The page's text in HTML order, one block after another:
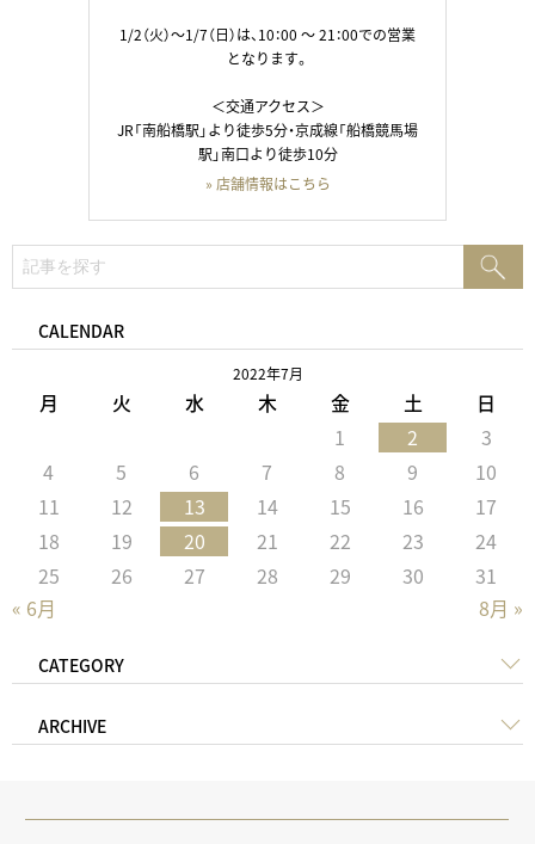
1/2（火）～1/7（日）は、10：00 ～ 21：00での営業
となります。
＜交通アクセス＞
JR「南船橋駅」より徒歩5分・京成線「船橋競馬場
駅」南口より徒歩10分
» 店舗情報はこちら
索:
CALENDAR
2022年7月
月 火 水 木 金 土 日
« 6月 8月 »
1 2
3
4
5 6 7 8 9
10
11
12 13 14 15 16
17
18
19 20 21 22 23
24
25
26 27 28 29 30 31
CATEGORY
ARCHIVE